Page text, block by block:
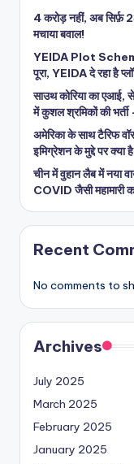
4 करोड़ नहीं, अब सिर्फ़
मचाया बवाल!
YEIDA Plot Scheme
पूरा, YEIDA दे रहा है
साउथ कोरिया का एआई,
में कुशल श्रमिकों की
अमेरिका के साथ टैरिफ
इमिग्रेशन के मुद्दे पर क्या
चीन में वुहान लैब में नया
COVID जैसी महामारी
Recent
No comments to
Archives
July 2025
March 2025
February 2025
January 2025